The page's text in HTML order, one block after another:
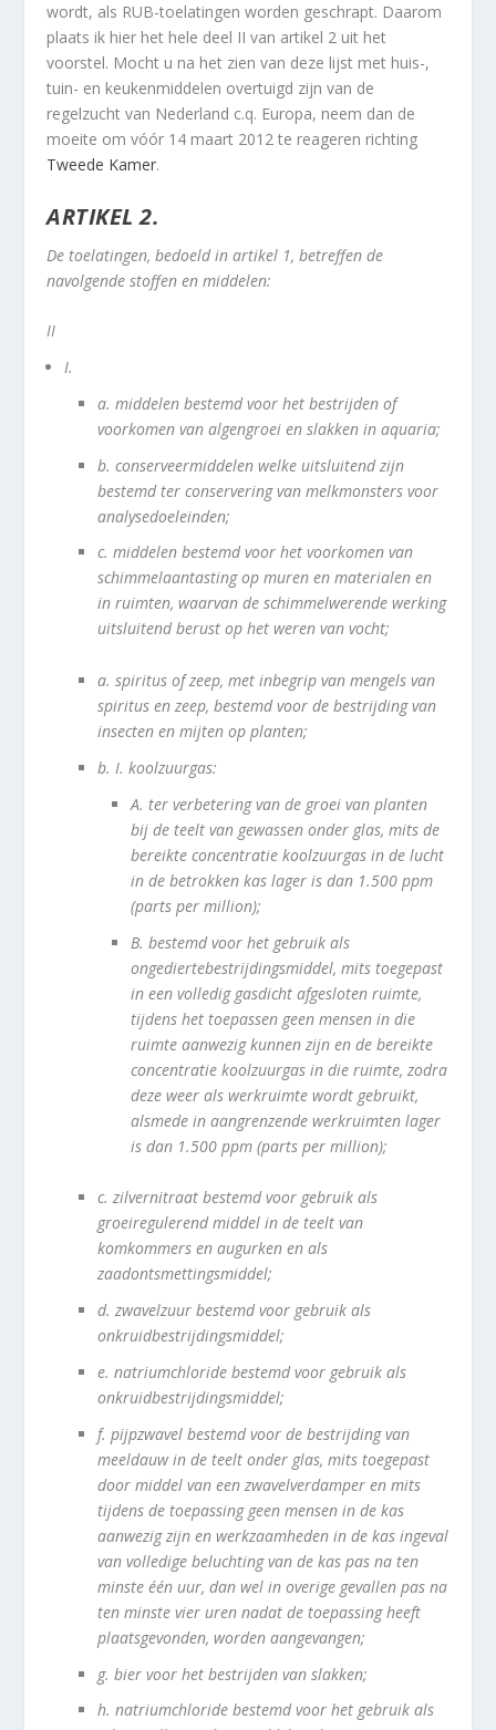
wordt, als RUB-toelatingen worden geschrapt. Daarom
plaats ik hier het hele deel II van artikel 2 uit het
voorstel. Mocht u na het zien van deze lijst met huis-,
tuin- en keukenmiddelen overtuigd zijn van de
regelzucht van Nederland c.q. Europa, neem dan de
moeite om vóór 14 maart 2012 te reageren richting
Tweede Kamer.
ARTIKEL 2.
De toelatingen, bedoeld in artikel 1, betreffen de
navolgende stoffen en middelen:
II
I.
a.middelen bestemd voor het bestrijden of
voorkomen van algengroei en slakken in aquaria;
b.conserveermiddelen welke uitsluitend zijn
bestemd ter conservering van melkmonsters voor
analysedoeleinden;
c.middelen bestemd voor het voorkomen van
schimmelaantasting op muren en materialen en
in ruimten, waarvan de schimmelwerende werking
uitsluitend berust op het weren van vocht;
a.spiritus of zeep, met inbegrip van mengels van
spiritus en zeep, bestemd voor de bestrijding van
insecten en mijten op planten;
b.I. koolzuurgas:
A.ter verbetering van de groei van planten
bij de teelt van gewassen onder glas, mits de
bereikte concentratie koolzuurgas in de lucht
in de betrokken kas lager is dan 1.500 ppm
(parts per million);
B.bestemd voor het gebruik als
ongediertebestrijdingsmiddel, mits toegepast
in een volledig gasdicht afgesloten ruimte,
tijdens het toepassen geen mensen in die
ruimte aanwezig kunnen zijn en de bereikte
concentratie koolzuurgas in die ruimte, zodra
deze weer als werkruimte wordt gebruikt,
alsmede in aangrenzende werkruimten lager
is dan 1.500 ppm (parts per million);
c.zilvernitraat bestemd voor gebruik als
groeiregulerend middel in de teelt van
komkommers en augurken en als
zaadontsmettingsmiddel;
d.zwavelzuur bestemd voor gebruik als
onkruidbestrijdingsmiddel;
e.natriumchloride bestemd voor gebruik als
onkruidbestrijdingsmiddel;
f.pijpzwavel bestemd voor de bestrijding van
meeldauw in de teelt onder glas, mits toegepast
door middel van een zwavelverdamper en mits
tijdens de toepassing geen mensen in de kas
aanwezig zijn en werkzaamheden in de kas ingeval
van volledige beluchting van de kas pas na ten
minste één uur, dan wel in overige gevallen pas na
ten minste vier uren nadat de toepassing heeft
plaatsgevonden, worden aangevangen;
g.bier voor het bestrijden van slakken;
h.natriumchloride bestemd voor het gebruik als